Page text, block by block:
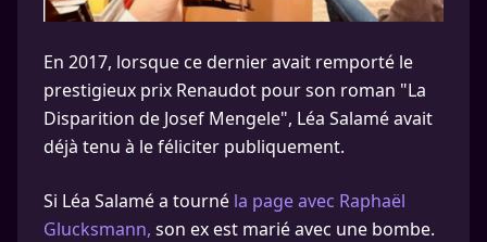
En 2017, lorsque ce dernier avait remporté le
prestigieux prix Renaudot pour son roman "La
Disparition de Josef Mengele", Léa Salamé avait
déjà tenu à le féliciter publiquement.
Si Léa Salamé a tourné la page avec Raphaël
Glucksmann, son ex est marié avec une bombe.